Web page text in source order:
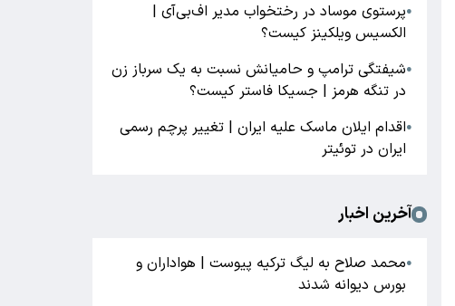
●پرستوی موساد در رختخواب مدیر اف‌بی‌آی |
الکسیس ویلکینز کیست؟
●شیفتگی ترامپ و حامیانش نسبت به یک سرباز زن
در تنگه هرمز | جسیکا فاستر کیست؟
●اقدام ایلان ماسک علیه ایران | تغییر پرچم رسمی
ایران در توئیتر
آخرین اخبار
●محمد صلاح به لیگ ترکیه پیوست | هواداران و
بورس دیوانه شدند